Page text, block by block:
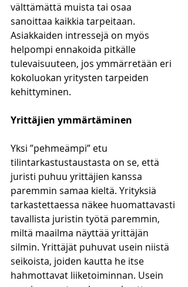
välttämättä muista tai osaa
sanoittaa kaikkia tarpeitaan.
Asiakkaiden intressejä on myös
helpompi ennakoida pitkälle
tulevaisuuteen, jos ymmärretään eri
kokoluokan yritysten tarpeiden
kehittyminen.
Yrittäjien ymmärtäminen
Yksi ”pehmeämpi” etu
tilintarkastustaustasta on se, että
juristi puhuu yrittäjien kanssa
paremmin samaa kieltä. Yrityksiä
tarkastettaessa näkee huomattavasti
tavallista juristin työtä paremmin,
miltä maailma näyttää yrittäjän
silmin. Yrittäjät puhuvat usein niistä
seikoista, joiden kautta he itse
hahmottavat liiketoiminnan. Usein